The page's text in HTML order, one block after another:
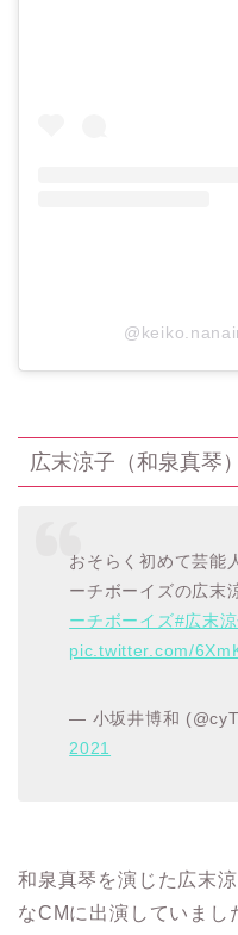
広末涼子（和泉真琴）
おそらく初めて芸能
ーチボーイズの広末
ーチボーイズ#広末
pic.twitter.com/
— 小坂井博和
2021
和泉真琴を演じた広末
なCMに出演していま